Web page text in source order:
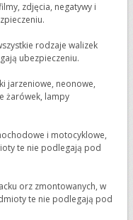
zdjęcia, negatywy i
rodzaje walizek
ubezpieczeniu.
jarzeniowe, neonowe,
żarówek, lampy
i motocyklowe,
te nie podlegają pod
orz zmontowanych, w
te nie podlegają pod